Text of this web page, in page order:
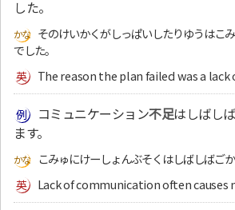
した。
そのけいかくがしっぱいしたりゆうはこ
でした。
The reason the plan failed was a
コミュニケーション不足はしばし
ます。
こみゅにけーしょんぶそくはしばしばご
Lack of communication often causes